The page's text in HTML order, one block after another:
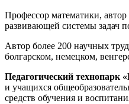
Профессор математики,
развивающей системы задач
Автор более 200 научных
болгарском, немецком,
Педагогический технопарк
и учащихся
средств обучения и